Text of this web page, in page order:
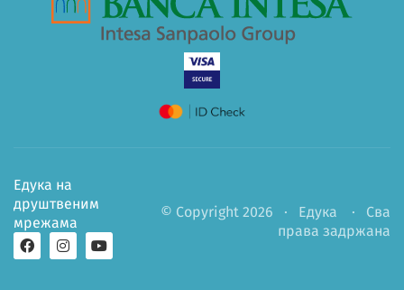
© Copyright 2026 · Едука · Сва
права задржана
Едука на
друштвеним
мрежама